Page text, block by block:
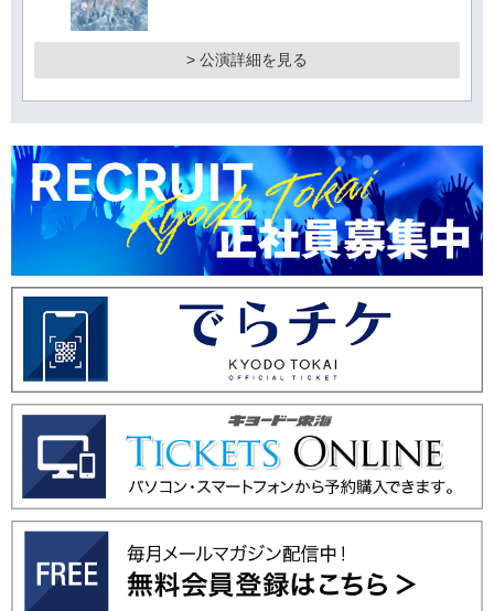
> 公演詳細を見る